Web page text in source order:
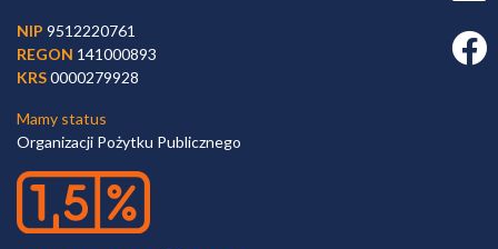
NIP 9512220761
REGON 141000893
KRS0000279928
Mamy status
Organizacji Pożytku Publicznego